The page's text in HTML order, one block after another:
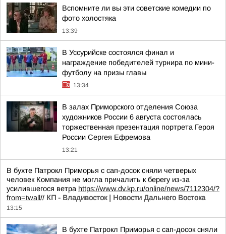
Вспомните ли вы эти советские комедии по
фото холостяка
13:39
В Уссурийске состоялся финал и
награждение победителей турнира по мини-
футболу на призы главы
13:34
В залах Приморского отделения Союза
художников России 6 августа состоялась
торжественная презентация портрета Героя
России Сергея Ефремова
13:21
В бухте Патрокл Приморья с сап-досок сняли четверых
человек Компания не могла причалить к берегу из-за
усилившегося ветра https://www.dv.kp.ru/online/news/7112304/?
from=twall// КП - Владивосток | Новости Дальнего Востока
13:15
В бухте Патрокл Приморья с сап-досок сняли